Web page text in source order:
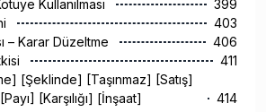
Kullanılması
399
403
– Karar Düzeltme
406
411
[Şeklinde] [Taşınmaz] [Satış]
[Karşılığı] [İnşaat]
414